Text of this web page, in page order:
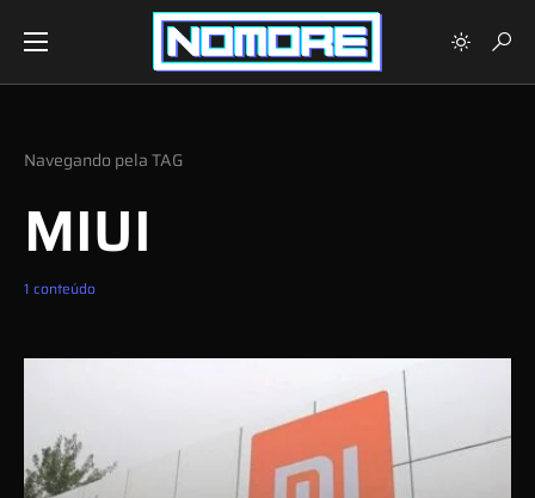
Navegando pela TAG
MIUI
1 conteúdo